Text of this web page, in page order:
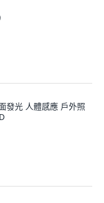
發光 人體感應 戶外照